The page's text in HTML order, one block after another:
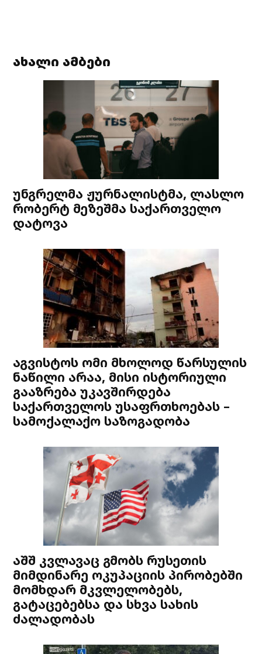
ახალი ამბები
უნგრელმა ჟურნალისტმა, ლასლო
რობერტ მეზეშმა საქართველო
დატოვა
აგვისტოს ომი მხოლოდ წარსულის
ნაწილი არაა, მისი ისტორიული
გააზრება უკავშირდება
საქართველოს უსაფრთხოებას –
სამოქალაქო საზოგადობა
აშშ კვლავაც გმობს რუსეთის
მიმდინარე ოკუპაციის პირობებში
მომხდარ მკვლელობებს,
გატაცებებსა და სხვა სახის
ძალადობას